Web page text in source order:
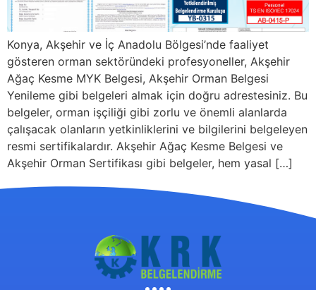
Konya, Akşehir ve İç Anadolu Bölgesi’nde faaliyet
gösteren orman sektöründeki profesyoneller, Akşehir
Ağaç Kesme MYK Belgesi, Akşehir Orman Belgesi
Yenileme gibi belgeleri almak için doğru adrestesiniz. Bu
belgeler, orman işçiliği gibi zorlu ve önemli alanlarda
çalışacak olanların yetkinliklerini ve bilgilerini belgeleyen
resmi sertifikalardır. Akşehir Ağaç Kesme Belgesi ve
Akşehir Orman Sertifikası gibi belgeler, hem yasal […]